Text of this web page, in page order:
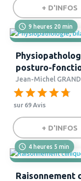
+ D'INFOS
9 heures 20 min
posturo-
Jean-Michel GRAND
sur 69 Avis
+ D'INFOS
4 heures 5 min
Raisonnement